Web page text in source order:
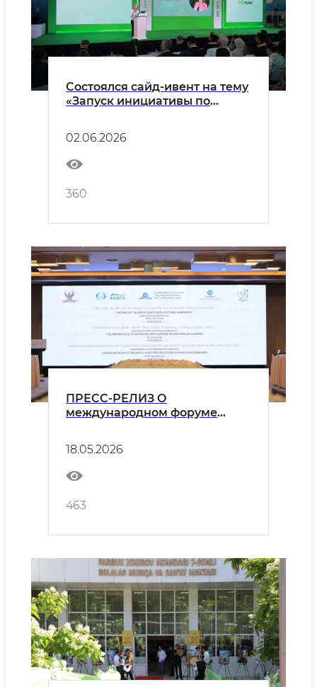
Состоялся сайд-ивент на тему
«Запуск инициативы по
Картахенского протокола»
02.06.2026
360
ПРЕСС-РЕЛИЗ О
международном форуме
платформе", впервые
проводимом в Ташкенте
18.05.2026
463